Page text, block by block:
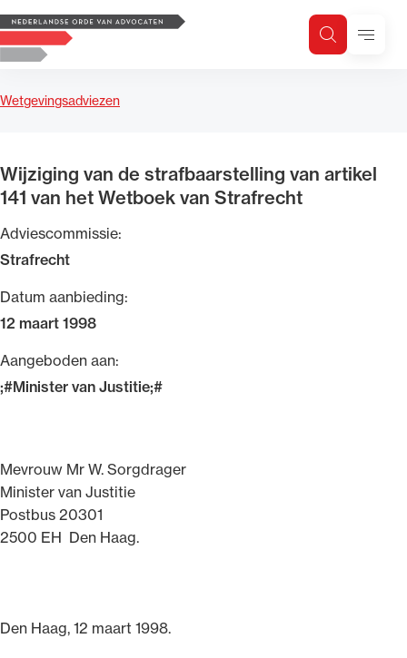
Logo, to the homepage
ZoekenMenu
Wetgevingsadviezen
Wijziging van de strafbaarstelling van artikel
141 van het Wetboek van Strafrecht
Adviescommissie:
Strafrecht
Datum aanbieding:
12 maart 1998
Aangeboden aan:
;#Minister van Justitie;#
Mevrouw Mr W. Sorgdrager
Minister van Justitie
Postbus 20301
2500 EH Den Haag.
Den Haag, 12 maart 1998.
Zoeken
Zoek op trefwoord